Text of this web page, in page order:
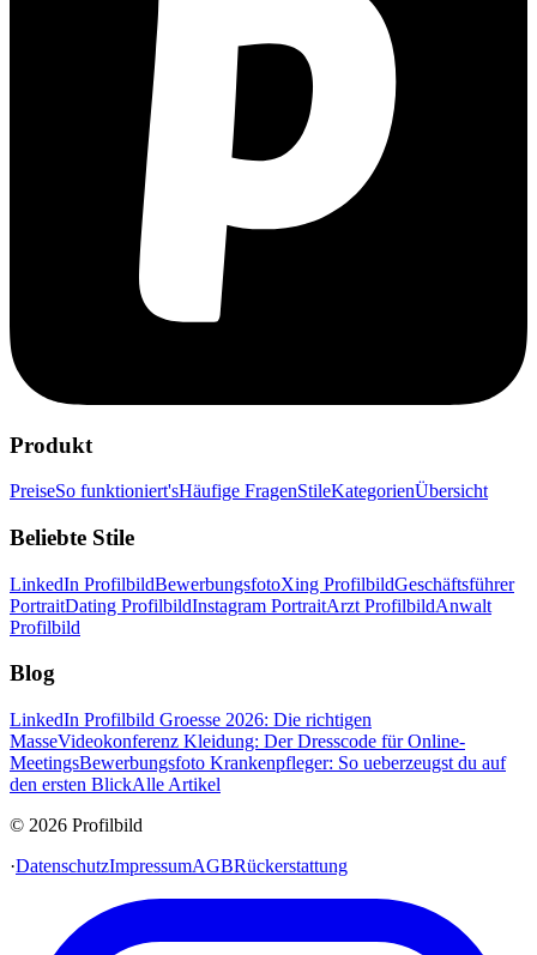
Produkt
PreiseSo funktioniert'sHäufige FragenStileKategorienÜbersicht
Beliebte Stile
LinkedIn ProfilbildBewerbungsfotoXing ProfilbildGeschäftsführer
PortraitDating ProfilbildInstagram PortraitArzt ProfilbildAnwalt
Profilbild
Blog
LinkedIn Profilbild Groesse 2026: Die richtigen
MasseVideokonferenz Kleidung: Der Dresscode für Online-
MeetingsBewerbungsfoto Krankenpfleger: So ueberzeugst du auf
den ersten BlickAlle Artikel
© 2026 Profilbild
·DatenschutzImpressumAGBRückerstattung